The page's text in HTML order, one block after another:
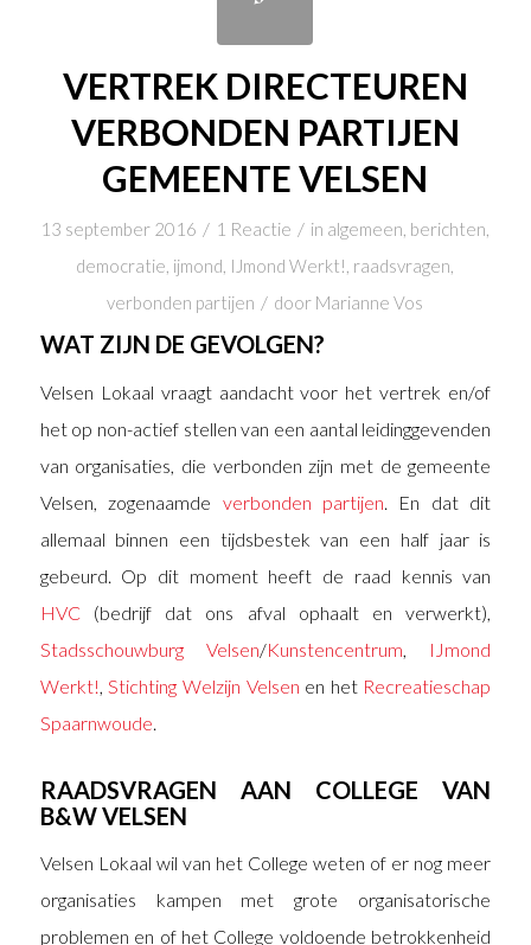
VERTREK DIRECTEUREN
VERBONDEN PARTIJEN
GEMEENTE VELSEN
13 september 2016 / 1 Reactie / in algemeen, berichten,
democratie, ijmond, IJmond Werkt!, raadsvragen,
verbonden partijen / door Marianne Vos
WAT ZIJN DE GEVOLGEN?
Velsen Lokaal vraagt aandacht voor het vertrek en/of
het op non-actief stellen van een aantal leidinggevenden
van organisaties, die verbonden zijn met de gemeente
Velsen, zogenaamde verbonden partijen . En dat dit
allemaal binnen een tijdsbestek van een half jaar is
gebeurd. Op dit moment heeft de raad kennis van
HVC (bedrijf dat ons afval ophaalt en verwerkt),
Stadsschouwburg Velsen/Kunstencentrum
IJmond
Werkt! Stichting Welzijn Velsen en het Recreatieschap
Spaarnwoude
RAADSVRAGEN AAN COLLEGE VAN
B&W VELSEN
Velsen Lokaal wil van het College weten of er nog meer
organisaties kampen met grote organisatorische
problemen en of het College voldoende betrokkenheid